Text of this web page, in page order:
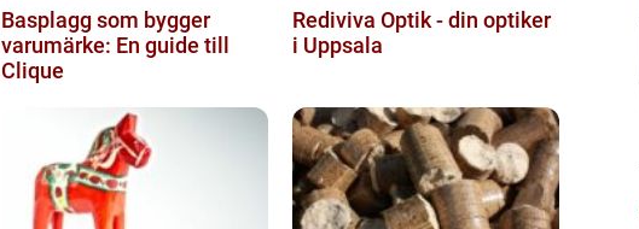
Basplagg som bygger
varumärke: En guide till
Clique
Rediviva Optik - din optiker
i Uppsala